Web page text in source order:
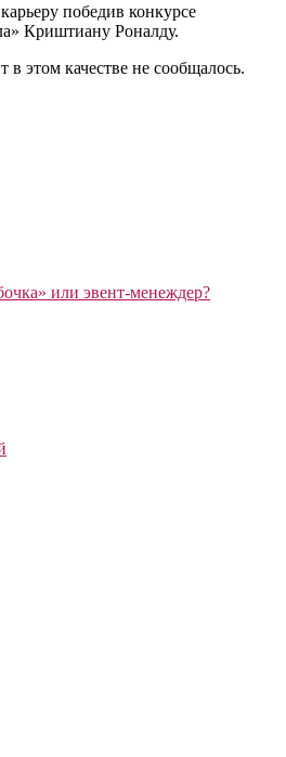
победив конкурсе
Криштиану Роналду.
этом качестве не сообщалось.
или эвент-менеждер?